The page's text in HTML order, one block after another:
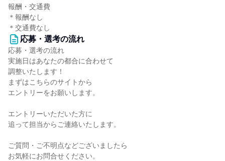
報酬・交通費
＊報酬なし
＊交通費なし
応募・選考の流れ
応募・選考の流れ
実施日はあなたの都合に合わせて
調整いたします！
まずはこちらのサイトから
エントリーをお願いします。
エントリーいただいた方に
追って担当からご連絡いたします。
ご質問・ご不明点などございましたら
お気軽にお問合せください。